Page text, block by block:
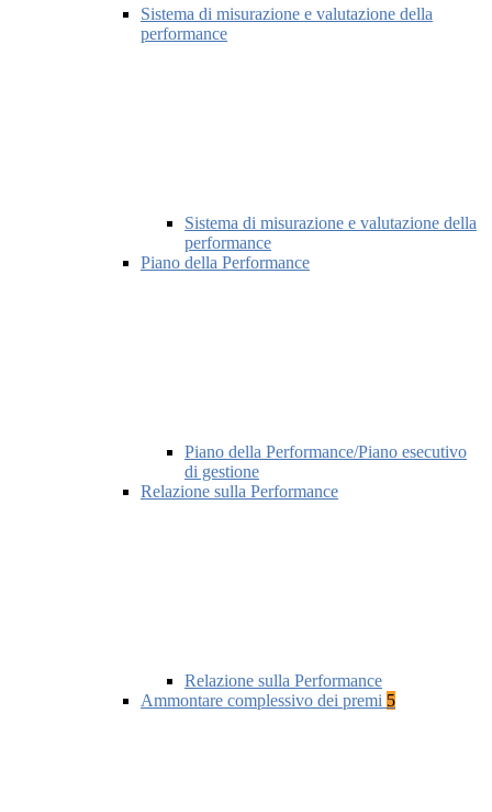
Sistema di misurazione e valutazione della
performance
Sistema di misurazione e valutazione della
performance
Piano della Performance
Piano della Performance/Piano esecutivo
di gestione
Relazione sulla Performance
Relazione sulla Performance
Ammontare complessivo dei premi 5